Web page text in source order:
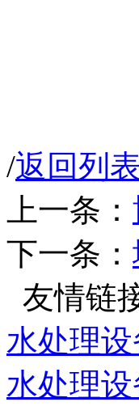
/返回列表
上一条：
下一条：
友情链
水处理设
水处理设